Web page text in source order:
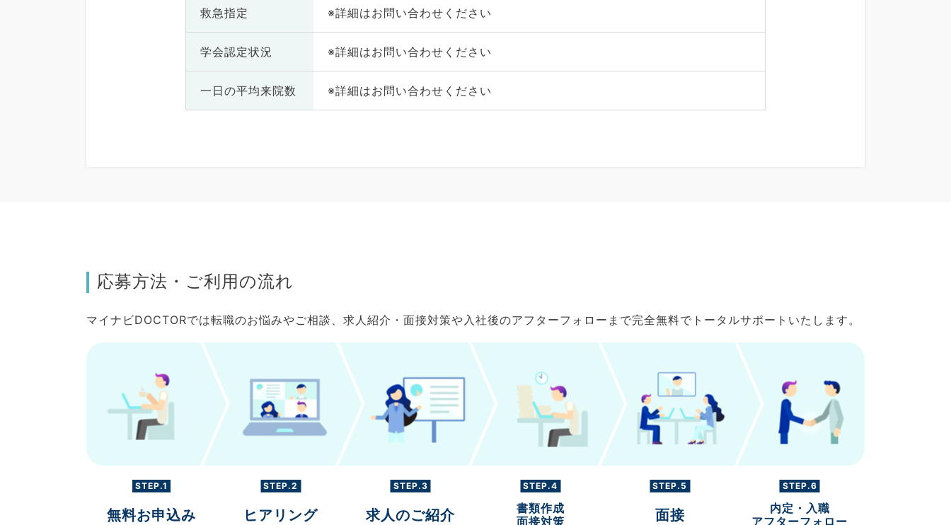
救急指定 ※詳細はお問い合わせください
学会認定状況 ※詳細はお問い合わせください
一日の平均来院数 ※詳細はお問い合わせください
応募方法・ご利用の流れ
マイナビDOCTORでは転職のお悩みやご相談、求人紹介・面接対策や入社後のアフターフォローまで完全無料でトータルサポートいたします。
STEP.1
無料お申込み
STEP.2
ヒアリング
STEP.3
求人のご紹介
STEP.4
書類作成
面接対策
STEP.5
面接
STEP.6
内定・入職
アフターフォロー